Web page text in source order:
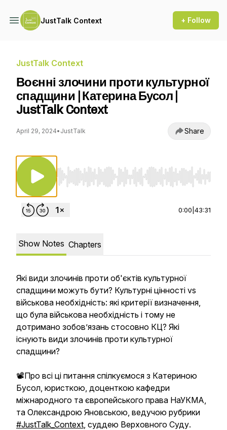
JustTalk Context + Follow
JustTalk Context
Воєнні злочини проти культурної
спадщини | Катерина Бусол |
JustTalk Context
April 29, 2024• JustTalk Share
Use Left/Right to seek, Home/End to jump
0:00 43:31
Show Notes Chapters
Які види злочинів проти об'єктів культурної
спадщини можуть бути? Культурні цінності vs
військова необхідність: які критерії визначення,
що була військова необхідність і тому не
дотримано зобов’язань стосовно КЦ? Які
існують види злочинів проти культурної
спадщини?
📽️Про всі ці питання спілкуємося з Катериною
Бусол, юристкою, доценткою кафедри
міжнародного та європейського права НаУКМА,
та Олександрою Яновською, ведучою рубрики
#JustTalk_Context, суддею Верховного Суду.